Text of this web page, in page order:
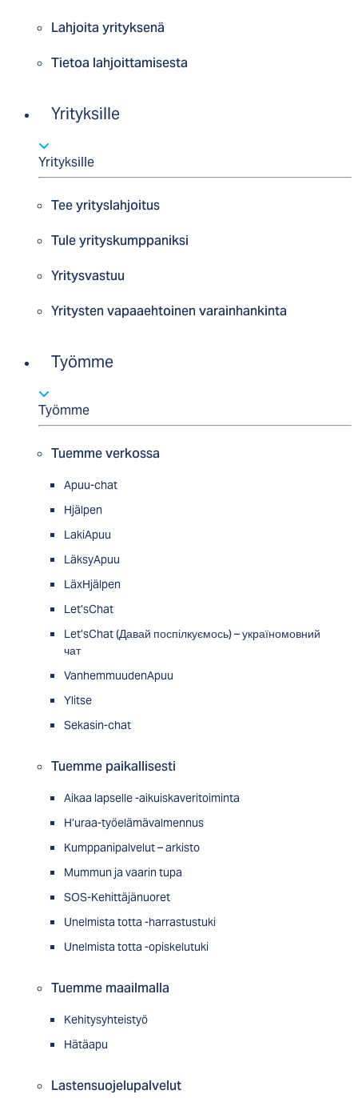
Lahjoita yrityksenä
Tietoa lahjoittamisesta
Yrityksille
Yrityksille
Tee yrityslahjoitus
Tule yrityskumppaniksi
Yritysvastuu
Yritysten vapaaehtoinen varainhankinta
Työmme
Työmme
Tuemme verkossa
Apuu-chat
Hjälpen
LakiApuu
LäksyApuu
LäxHjälpen
Let’sChat
Let’sChat (Давай поспілкуємось) – україномовний
чат
VanhemmuudenApuu
Ylitse
Sekasin-chat
Tuemme paikallisesti
Aikaa lapselle -aikuiskaveritoiminta
H’uraa-työelämävalmennus
Kumppanipalvelut – arkisto
Mummun ja vaarin tupa
SOS-Kehittäjänuoret
Unelmista totta -harrastustuki
Unelmista totta -opiskelutuki
Tuemme maailmalla
Kehitysyhteistyö
Hätäapu
Lastensuojelupalvelut